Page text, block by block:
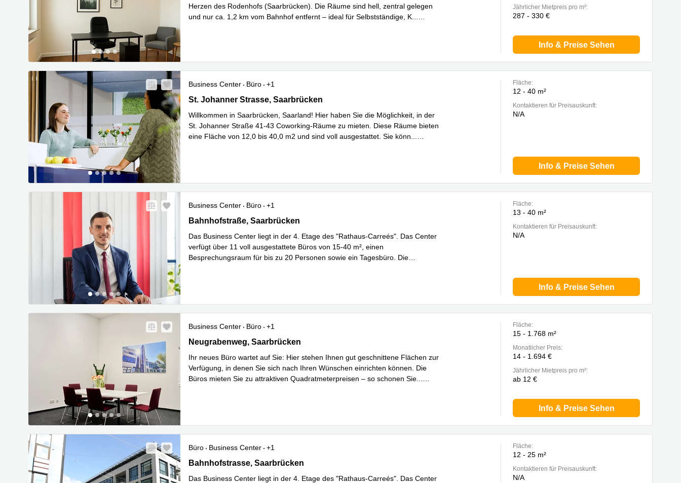
Herzen des Rodenhofs (Saarbrücken). Die Räume sind hell, zentral gelegen
und nur ca. 1,2 km vom Bahnhof entfernt – ideal für Selbstständige, K
Jährlicher Mietpreis pro m²:
287 - 330 €
Info & Preise Sehen
Business Center Büro
+1
St. Johanner Strasse 41-43, Saarbrücken
St. Johanner Strasse, Saarbrücken
Willkommen in Saarbrücken, Saarland! Hier haben Sie die Möglichkeit, in der
St. Johanner Straße 41-43 Coworking-Räume zu mieten. Diese Räume bieten
eine Fläche von 12,0 bis 40,0 m2 und sind voll ausgestattet. Sie könn
Fläche:
12 - 40 m²
Kontaktieren für Preisauskunft:
N/A
Info & Preise Sehen
Business Center Büro
+1
Bahnhofstraße 28, Saarbrücken
Bahnhofstraße, Saarbrücken
Das Business Center liegt in der 4. Etage des "Rathaus-Carreés". Das Center
verfügt über 11 voll ausgestattete Büros von 15-40 m², einen
Besprechungsraum für bis zu 20 Personen sowie ein Tagesbüro. Die
Fläche:
13 - 40 m²
Kontaktieren für Preisauskunft:
N/A
Info & Preise Sehen
Business Center Büro
+1
Neugrabenweg 4, Saarbrücken
Neugrabenweg, Saarbrücken
Ihr neues Büro wartet auf Sie: Hier stehen Ihnen gut geschnittene Flächen zur
Verfügung, in denen Sie sich nach Ihren Wünschen einrichten können. Die
Büros mieten Sie zu attraktiven Quadratmeterpreisen – so schonen Sie
Fläche:
15 - 1.768 m²
Monatlicher Preis:
14 - 1.694 €
Jährlicher Mietpreis pro m²:
ab 12 €
Info & Preise Sehen
Büro Business Center
+1
Bahnhofstrasse 28, Saarbrücken
Bahnhofstrasse, Saarbrücken
Das Business Center liegt in der 4. Etage des "Rathaus-Carreés". Das Center
Fläche:
12 - 25 m²
Kontaktieren für Preisauskunft:
N/A